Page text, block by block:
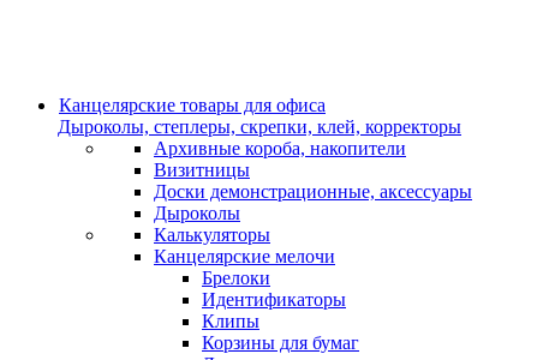
Канцелярские товары для офиса
Дыроколы, степлеры, скрепки, клей, корректоры
Архивные короба, накопители
Визитницы
Доски демонстрационные, аксессуары
Дыроколы
Калькуляторы
Канцелярские мелочи
Брелоки
Идентификаторы
Клипы
Корзины для бумаг